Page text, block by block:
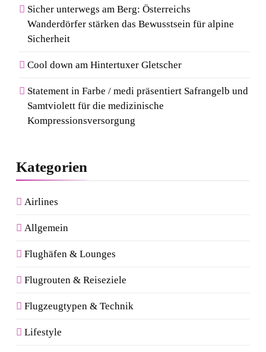
Sicher unterwegs am Berg: Österreichs
Wanderdörfer stärken das Bewusstsein für alpine
Sicherheit
Cool down am Hintertuxer Gletscher
Statement in Farbe / medi präsentiert Safrangelb und
Samtviolett für die medizinische
Kompressionsversorgung
Kategorien
Airlines
Allgemein
Flughäfen & Lounges
Flugrouten & Reiseziele
Flugzeugtypen & Technik
Lifestyle